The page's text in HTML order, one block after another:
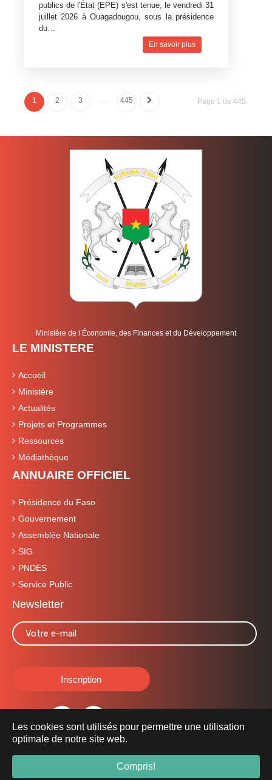
Les cookies sont utilisés pour permettre une utilisation
optimale de notre site web.
Compris!
publics de l'État (EPE) s'est tenue, le vendredi 31
juillet 2026 à Ouagadougou, sous la présidence
du…
En savoir plus
Page 1 de 445.
1 2 3 … 445
Ministère de l’Économie, des Finances et du Développement
LE MINISTERE
Accueil
Ministère
Actualités
Projets et Programmes
Ressources
Médiathèque
ANNUAIRE OFFICIEL
Présidence du Faso
Gouvernement
Assemblée Nationale
SIG
PNDES
Service Public
Newsletter
© 2019 Ministère de l'Economie et des Finances -